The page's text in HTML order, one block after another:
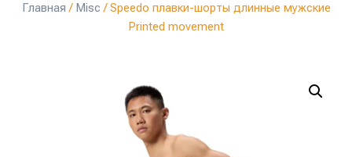
Главная / Misc / Speedo плавки-шорты длинные мужские
Printed movement